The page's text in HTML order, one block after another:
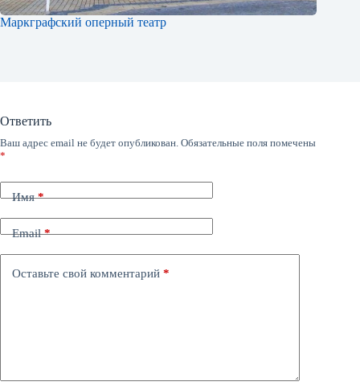
Маркграфский оперный театр
Ответить
Ваш адрес email не будет опубликован. Обязательные поля помечены
*
Имя*
Email*
Оставьте свой комментарий *